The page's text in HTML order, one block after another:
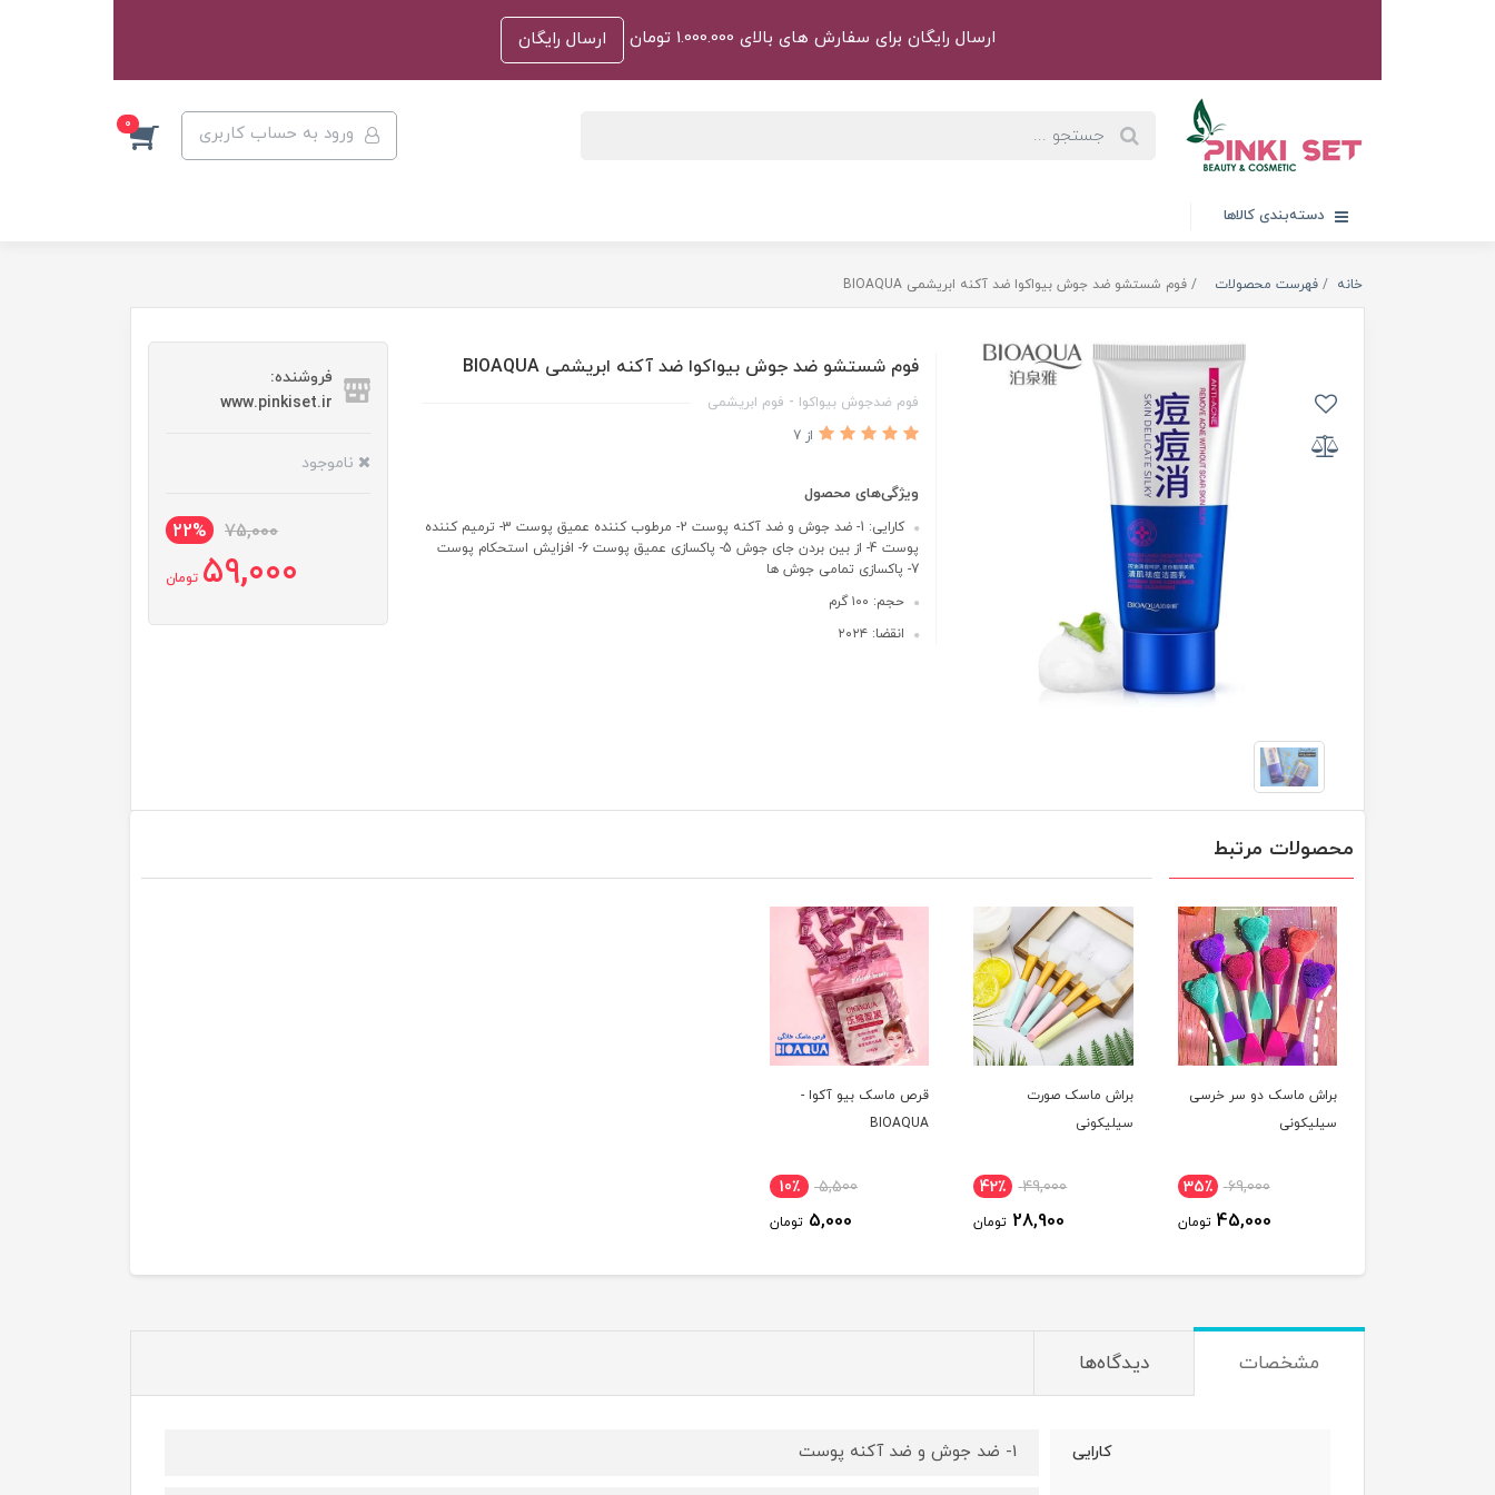
ارسال رایگان برای سفارش های بالای 1.000.000 تومان ارسال رایگان
ورود به حساب کاربری 0
دسته‌بندی کالاها
خانه فهرست محصولات فوم شستشو ضد جوش بیواکوا ضد آکنه ابریشمی BIOAQUA
فوم شستشو ضد جوش بیواکوا ضد آکنه ابریشمی BIOAQUA
فوم ضدجوش بیواکوا - فوم ابریشمی
از 7
ویژگی‌های محصول
کارایی: 1- ضد جوش و ضد آکنه پوست 2- مرطوب کننده عمیق پوست 3- ترمیم کننده
پوست 4- از بین بردن جای جوش 5- پاکسازی عمیق پوست 6- افزایش استحکام پوست
7- پاکسازی تمامی جوش ها
حجم: ۱۰۰ گرم
انقضا: ۲۰۲۴
فروشنده:
www.pinkiset.ir
ناموجود
75,000
22%
59,000 تومان
محصولات مرتبط
براش ماسک دو سر خرسی
سیلیکونی
69,000 35٪
45,000 تومان
براش ماسک صورت
سیلیکونی
49,000 42٪
28,900 تومان
قرص ماسک بیو آکوا -
BIOAQUA
5,500 10٪
5,000 تومان
مشخصات دیدگاه‌ها
کارایی 1- ضد جوش و ضد آکنه پوست